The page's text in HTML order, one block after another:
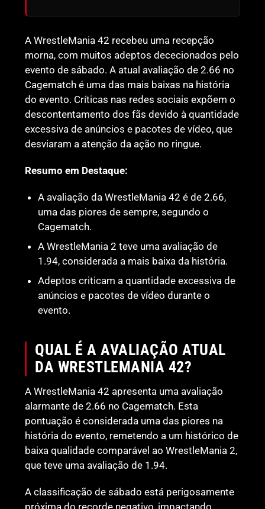
A WrestleMania 42 recebeu uma recepção
morna, com muitos adeptos dececionados pelo
evento de sábado. A atual avaliação de 2.66 no
Cagematch é uma das mais baixas na história
do evento. Críticas nas redes sociais expõem o
descontentamento dos fãs devido à quantidade
excessiva de anúncios e pacotes de vídeo, que
desviaram a atenção da ação no ringue.
Resumo em Destaque:
A avaliação da WrestleMania 42 é de 2.66,
uma das piores de sempre, segundo o
Cagematch.
A WrestleMania 2 teve uma avaliação de
1.94, considerada a mais baixa da história.
Adeptos criticam a quantidade excessiva de
anúncios e pacotes de vídeo durante o
evento.
QUAL É A AVALIAÇÃO ATUAL
DA WRESTLEMANIA 42?
A WrestleMania 42 apresenta uma avaliação
alarmante de 2.66 no Cagematch. Esta
pontuação é considerada uma das piores na
história do evento, remetendo a um histórico de
baixa qualidade comparável ao WrestleMania 2,
que teve uma avaliação de 1.94.
A classificação de sábado está perigosamente
próxima do recorde negativo, impactando